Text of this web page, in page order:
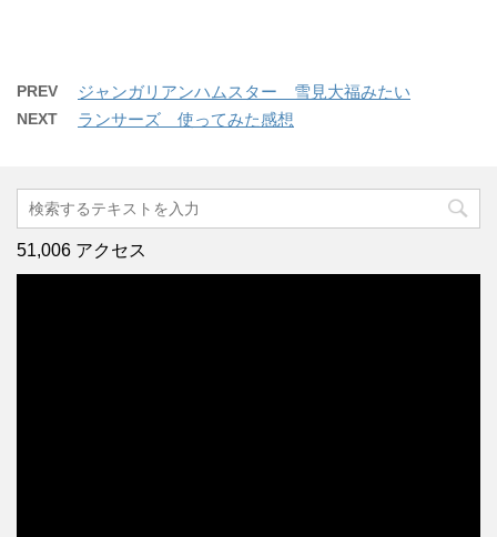
PREV ジャンガリアンハムスター 雪見大福みたい
NEXT ランサーズ 使ってみた感想
51,006 アクセス